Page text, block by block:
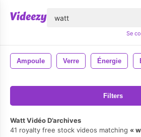
Se
Ampoule Verre Énergie
Filters
Watt Vidéo D’archives
41 royalty free stock videos matching